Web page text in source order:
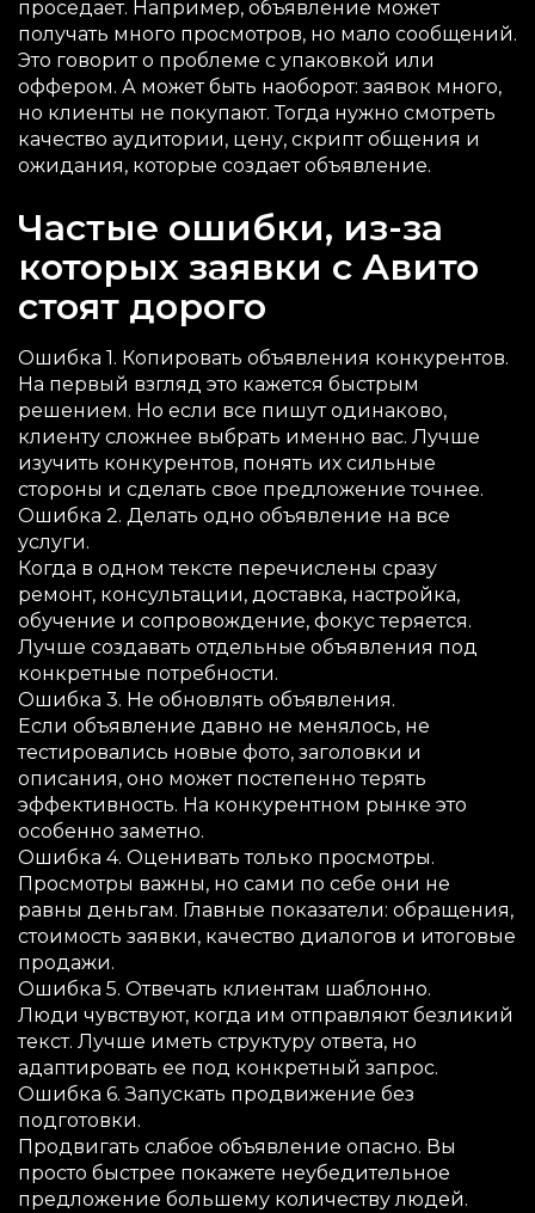
проседает. Например, объявление может
получать много просмотров, но мало сообщений.
Это говорит о проблеме с упаковкой или
оффером. А может быть наоборот: заявок много,
но клиенты не покупают. Тогда нужно смотреть
качество аудитории, цену, скрипт общения и
ожидания, которые создает объявление.
Частые ошибки, из-за
которых заявки с Авито
стоят дорого
Ошибка 1. Копировать объявления конкурентов.
На первый взгляд это кажется быстрым
решением. Но если все пишут одинаково,
клиенту сложнее выбрать именно вас. Лучше
изучить конкурентов, понять их сильные
стороны и сделать свое предложение точнее.
Ошибка 2. Делать одно объявление на все
услуги.
Когда в одном тексте перечислены сразу
ремонт, консультации, доставка, настройка,
обучение и сопровождение, фокус теряется.
Лучше создавать отдельные объявления под
конкретные потребности.
Ошибка 3. Не обновлять объявления.
Если объявление давно не менялось, не
тестировались новые фото, заголовки и
описания, оно может постепенно терять
эффективность. На конкурентном рынке это
особенно заметно.
Ошибка 4. Оценивать только просмотры.
Просмотры важны, но сами по себе они не
равны деньгам. Главные показатели: обращения,
стоимость заявки, качество диалогов и итоговые
продажи.
Ошибка 5. Отвечать клиентам шаблонно.
Люди чувствуют, когда им отправляют безликий
текст. Лучше иметь структуру ответа, но
адаптировать ее под конкретный запрос.
Ошибка 6. Запускать продвижение без
подготовки.
Продвигать слабое объявление опасно. Вы
просто быстрее покажете неубедительное
предложение большему количеству людей.